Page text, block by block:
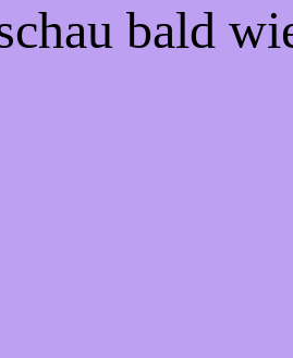
bald